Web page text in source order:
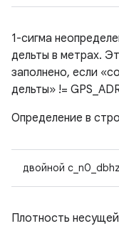
1-сигма
дельты в метрах.
заполнено, если
дельты» !=
Определение в
двойной c_n0_dbhz
Плотность